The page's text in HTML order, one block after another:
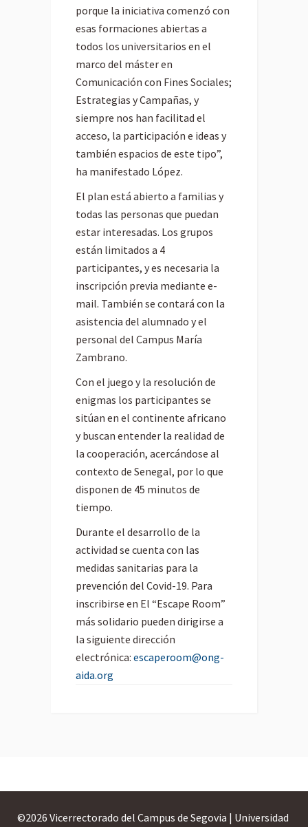
porque la iniciativa comenzó con
esas formaciones abiertas a
todos los universitarios en el
marco del máster en
Comunicación con Fines Sociales;
Estrategias y Campañas, y
siempre nos han facilitad el
acceso, la participación e ideas y
también espacios de este tipo”,
ha manifestado López.
El plan está abierto a familias y
todas las personas que puedan
estar interesadas. Los grupos
están limitados a 4
participantes, y es necesaria la
inscripción previa mediante e-
mail. También se contará con la
asistencia del alumnado y el
personal del Campus María
Zambrano.
Con el juego y la resolución de
enigmas los participantes se
sitúan en el continente africano
y buscan entender la realidad de
la cooperación, acercándose al
contexto de Senegal, por lo que
disponen de 45 minutos de
tiempo.
Durante el desarrollo de la
actividad se cuenta con las
medidas sanitarias para la
prevención del Covid-19. Para
inscribirse en El “Escape Room”
más solidario pueden dirigirse a
la siguiente dirección
electrónica: escaperoom@ong-
aida.org
©2026 Vicerrectorado del Campus de Segovia | Universidad